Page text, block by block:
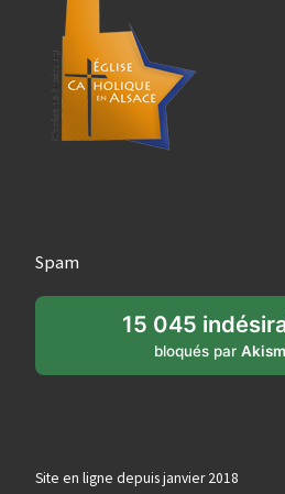
Spam
15 045
bloqués par
Site en ligne depuis janvier 2018